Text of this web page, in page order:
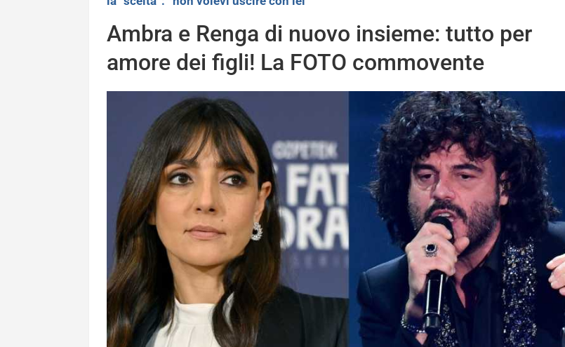
Ambra e Renga di nuovo insieme: tutto per
amore dei figli! La FOTO commovente